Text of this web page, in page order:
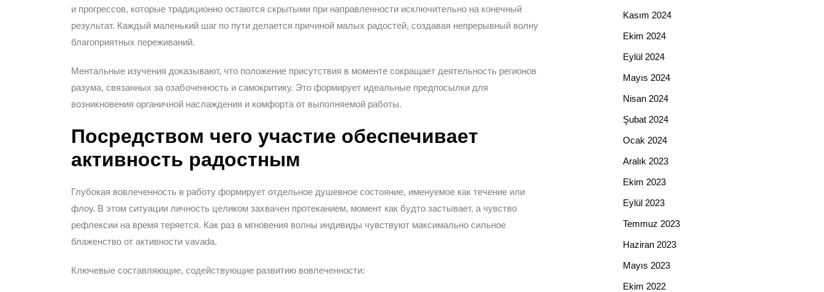
и прогрессов, которые традиционно остаются скрытыми при направленности исключительно на конечный
результат. Каждый маленький шаг по пути делается причиной малых радостей, создавая непрерывный волну
благоприятных переживаний.
Ментальные изучения доказывают, что положение присутствия в моменте сокращает деятельность регионов
разума, связанных за озабоченность и самокритику. Это формирует идеальные предпосылки для
возникновения органичной наслаждения и комфорта от выполняемой работы.
Посредством чего участие обеспечивает
активность радостным
Глубокая вовлеченность в работу формирует отдельное душевное состояние, именуемое как течение или
флоу. В этом ситуации личность целиком захвачен протеканием, момент как будто застывает, а чувство
рефлексии на время теряется. Как раз в мгновения волны индивиды чувствуют максимально сильное
блаженство от активности vavada.
Ключевые составляющие, содействующие развитию вовлеченности:
Kasım 2024
Ekim 2024
Eylül 2024
Mayıs 2024
Nisan 2024
Şubat 2024
Ocak 2024
Aralık 2023
Ekim 2023
Eylül 2023
Temmuz 2023
Haziran 2023
Mayıs 2023
Ekim 2022